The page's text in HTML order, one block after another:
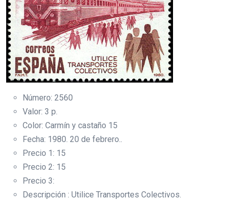
Número: 2560
Valor: 3 p.
Color: Carmín y castaño 15
Fecha: 1980. 20 de febrero..
Precio 1: 15
Precio 2: 15
Precio 3:
Descripción : Utilice Transportes Colectivos.